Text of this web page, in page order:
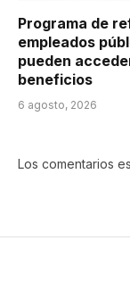
Programa de
empleados
pueden
beneficios
6 agosto, 2026
Los comentarios